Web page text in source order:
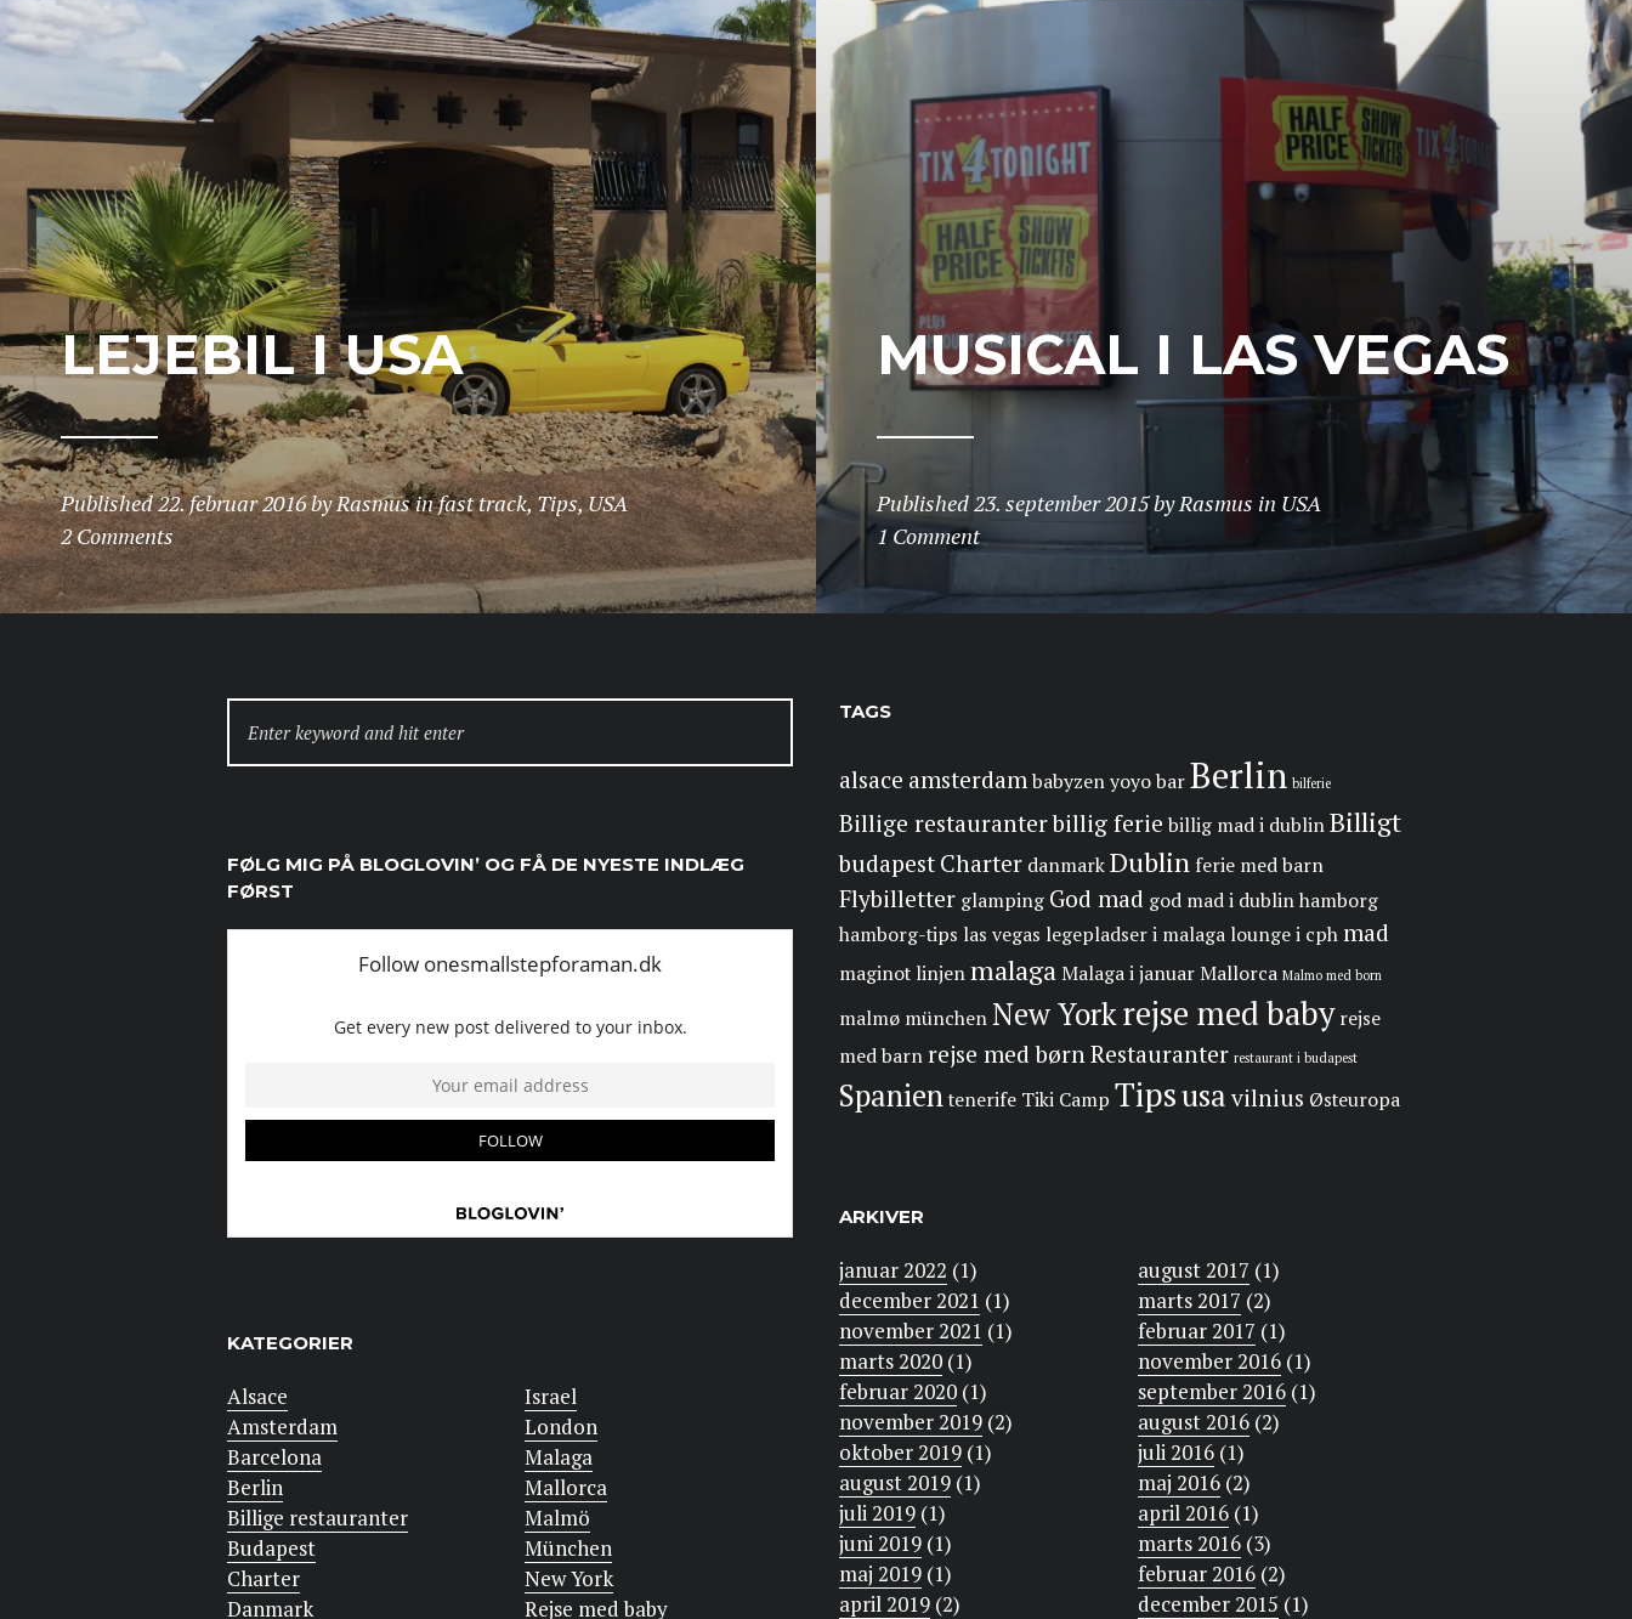
LEJEBIL I USA
Published22. februar 2016byRasmusinfast track,Tips,USA
2 Comments
MUSICAL I LAS VEGAS
Published23. september 2015byRasmus in USA
1 Comment
FOR:
FØLG MIG PÅ BLOGLOVIN’ OG FÅ DE NYESTE INDLÆG
FØRST
KATEGORIER
Alsace
Amsterdam
Barcelona
Berlin
Billige restauranter
Budapest
Charter
Danmark
Israel
London
Malaga
Mallorca
Malmö
München
New York
Rejse med baby
TAGS
alsace amsterdam babyzen yoyo bar Berlin bilferie
Billige restauranterbillig ferie billig mad i dublin Billigt
budapestCharter danmark Dublin ferie med barn
Flybilletter glamping God mad god mad i dublin hamborg
hamborg-tips las vegas legepladser i malaga lounge i cph mad
maginot linjen malaga Malaga i januar Mallorca Malmo med born
malmø münchen New Yorkrejse med baby rejse
med barn rejse med børnRestauranter restaurant i budapest
Spanien tenerife Tiki Camp Tipsusa vilnius Østeuropa
ARKIVER
januar 2022 (1)
december 2021 (1)
november 2021 (1)
marts 2020 (1)
februar 2020 (1)
november 2019 (2)
oktober 2019 (1)
august 2019 (1)
juli 2019 (1)
juni 2019 (1)
maj 2019 (1)
april 2019 (2)
august 2017 (1)
marts 2017 (2)
februar 2017 (1)
november 2016(1)
september 2016(1)
august 2016(2)
juli 2016(1)
maj 2016(2)
april 2016(1)
marts 2016(3)
februar 2016(2)
december 2015 (1)